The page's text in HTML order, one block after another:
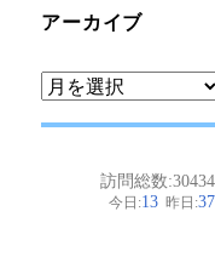
アーカイブ
ア
ー